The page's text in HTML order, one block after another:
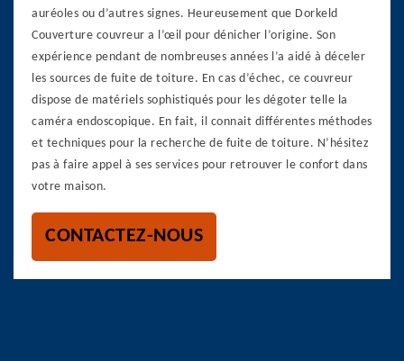
auréoles ou d’autres signes. Heureusement que Dorkeld
Couverture couvreur a l’œil pour dénicher l’origine. Son
expérience pendant de nombreuses années l’a aidé à déceler
les sources de fuite de toiture. En cas d’échec, ce couvreur
dispose de matériels sophistiqués pour les dégoter telle la
caméra endoscopique. En fait, il connait différentes méthodes
et techniques pour la recherche de fuite de toiture. N’hésitez
pas à faire appel à ses services pour retrouver le confort dans
votre maison.
CONTACTEZ-NOUS